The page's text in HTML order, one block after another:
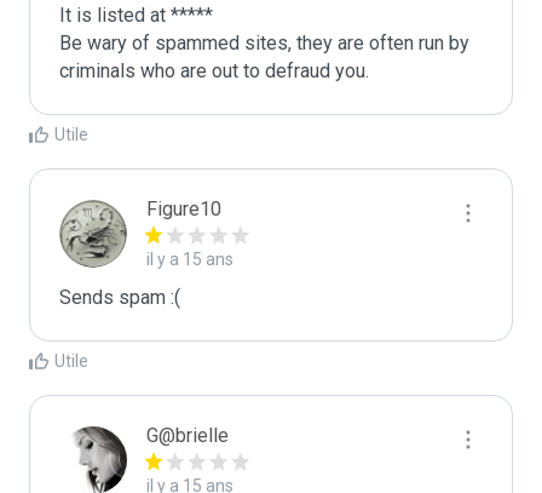
It is listed at *****
Be wary of spammed sites, they are often run by
criminals who are out to defraud you.
Utile
Figure10
il y a 15 ans
Sends spam :(
Utile
G@brielle
il y a 15 ans